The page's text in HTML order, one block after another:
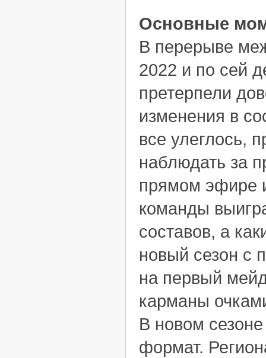
Основные
В перерыве
2022 и по сей
претерпели
изменения в
все улеглось,
наблюдать за
прямом эфире
команды
составов, а
новый сезон с
на первый
карманы
В новом
формат.